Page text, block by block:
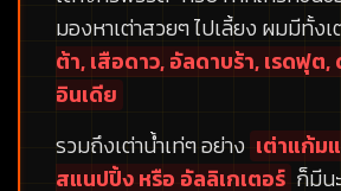
มองหาเต่าสวยๆ ไปเลี้ยง ผมมีทั้ง
ต้า, เสือดาว, อัลดาบร้า, เรดฟุต,
อินเดีย
รวมถึงเต่าน้ำเท่ๆ อย่าง เต่าแก้ม
สแนปปิ้ง หรือ อัลลิเกเตอร์ ก็มีน